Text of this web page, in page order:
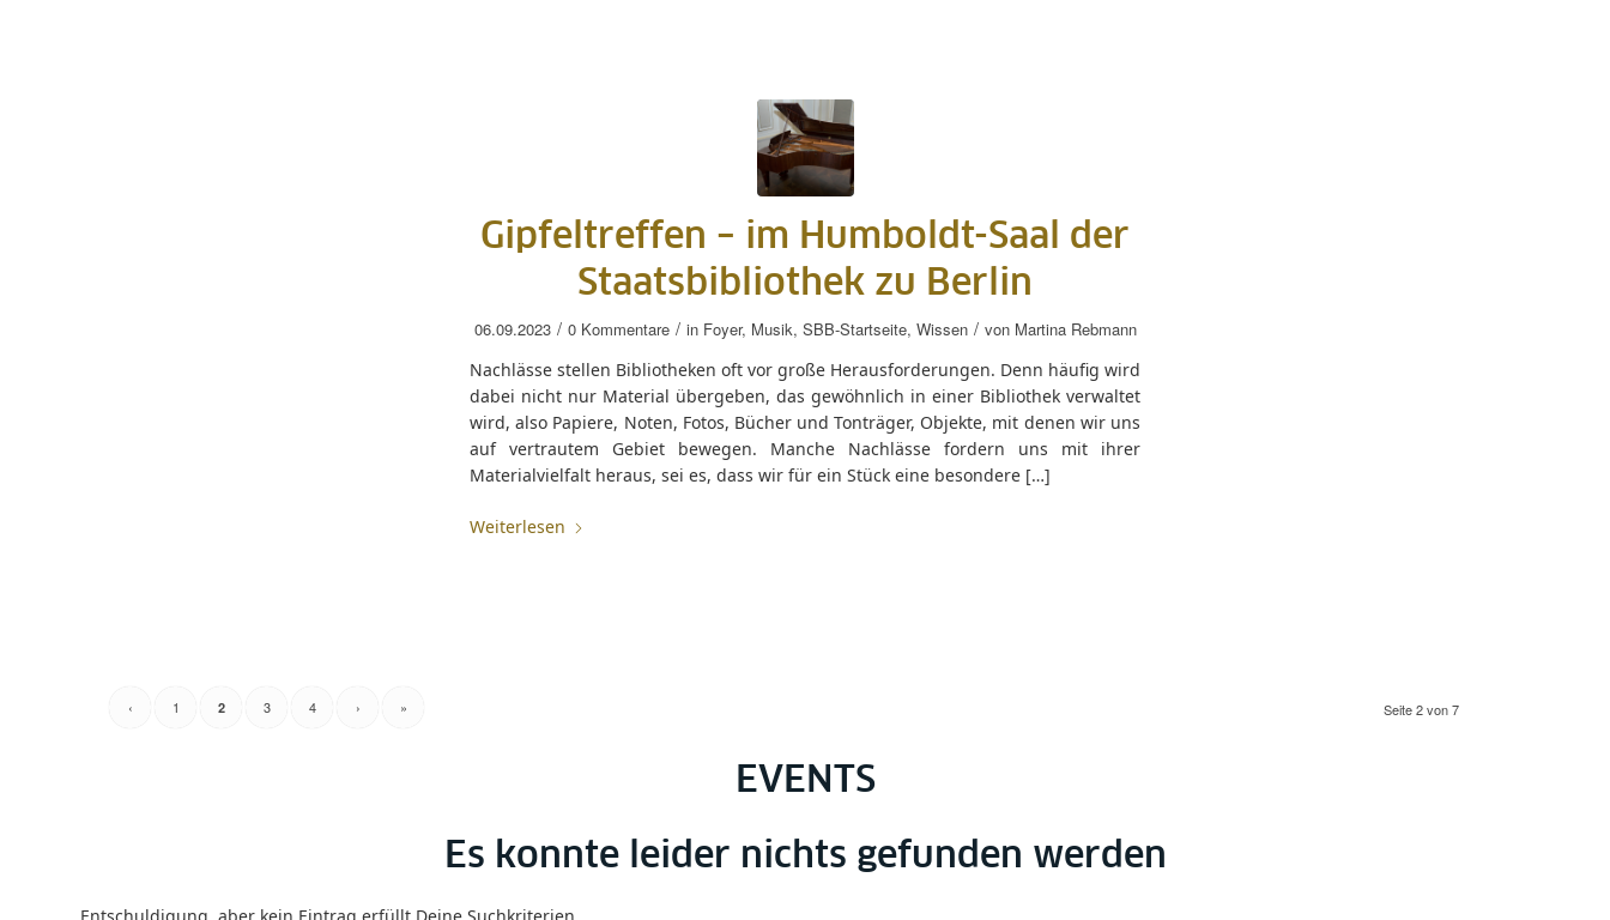
Gipfeltreffen – im Humboldt-Saal der
Staatsbibliothek zu Berlin
06.09.2023 / 0 Kommentare / in Foyer, Musik, SBB-Startseite, Wissen / von Martina Rebmann
Nachlässe stellen Bibliotheken oft vor große Herausforderungen. Denn häufig wird
dabei nicht nur Material übergeben, das gewöhnlich in einer Bibliothek verwaltet
wird, also Papiere, Noten, Fotos, Bücher und Tonträger, Objekte, mit denen wir uns
auf vertrautem Gebiet bewegen. Manche Nachlässe fordern uns mit ihrer
Materialvielfalt heraus, sei es, dass wir für ein Stück eine besondere […]
Weiterlesen
Seite 2 von 7
‹ 1 2 3 4 › »
EVENTS
Es konnte leider nichts gefunden werden